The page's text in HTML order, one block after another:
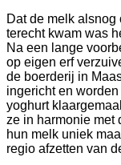
Dat de melk
terecht kwam was
Na een lange
op eigen erf
de boerderij in
ingericht en
yoghurt
ze in harmonie met
hun melk uniek
regio afzetten van